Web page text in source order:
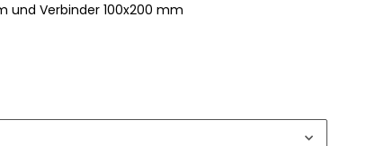
und Verbinder 100x200 mm